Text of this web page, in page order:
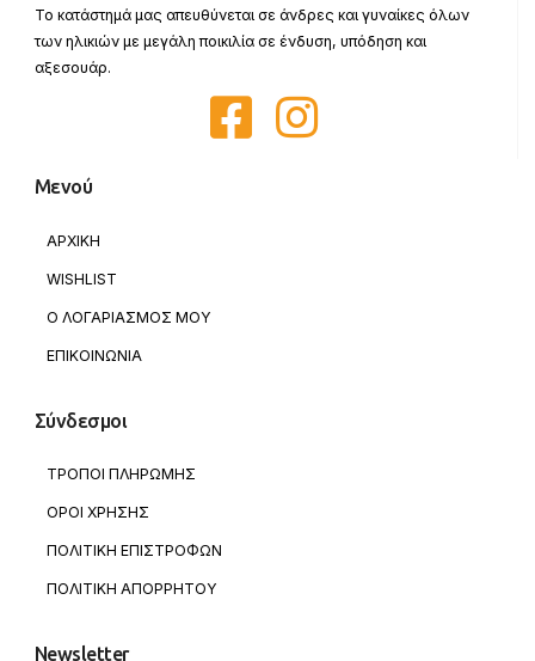
Το κατάστημά μας απευθύνεται σε άνδρες και γυναίκες όλων
των ηλικιών με μεγάλη ποικιλία σε ένδυση, υπόδηση και
αξεσουάρ.
Μενού
ΑΡΧΙΚΗ
WISHLIST
Ο ΛΟΓΑΡΙΑΣΜΟΣ ΜΟΥ
ΕΠΙΚΟΙΝΩΝΙΑ
Σύνδεσμοι
ΤΡΟΠΟΙ ΠΛΗΡΩΜΗΣ
ΟΡΟΙ ΧΡΗΣΗΣ
ΠΟΛΙΤΙΚΗ ΕΠΙΣΤΡΟΦΩΝ
ΠΟΛΙΤΙΚΗ ΑΠΟΡΡΗΤΟΥ
Newsletter